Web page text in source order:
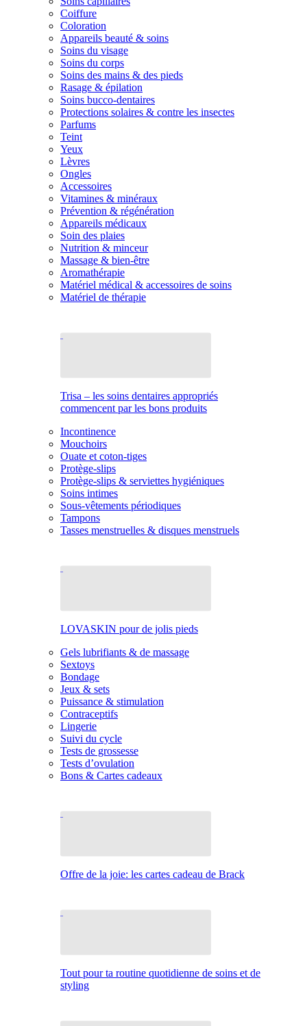
Coiffure
Coloration
Appareils beauté & soins
Soins du visage
Soins du corps
Soins des mains & des pieds
Rasage & épilation
Soins bucco-dentaires
Protections solaires & contre les insectes
Parfums
Teint
Yeux
Lèvres
Ongles
Accessoires
Vitamines & minéraux
Prévention & régénération
Appareils médicaux
Soin des plaies
Nutrition & minceur
Massage & bien-être
Aromathérapie
Matériel médical & accessoires de soins
Matériel de thérapie
Trisa – les soins dentaires appropriés
commencent par les bons produits
Incontinence
Mouchoirs
Ouate et coton-tiges
Protège-slips
Protège-slips & serviettes hygiéniques
Soins intimes
Sous-vêtements périodiques
Tampons
Tasses menstruelles & disques menstruels
LOVASKIN pour de jolis pieds
Gels lubrifiants & de massage
Sextoys
Bondage
Jeux & sets
Puissance & stimulation
Contraceptifs
Lingerie
Suivi du cycle
Tests de grossesse
Tests d’ovulation
Bons & Cartes cadeaux
Offre de la joie: les cartes cadeau de Brack
Tout pour ta routine quotidienne de soins et de
styling